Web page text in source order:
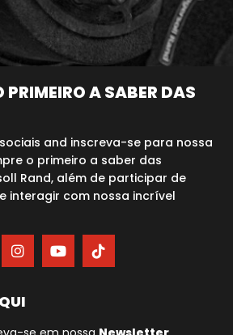
PRIMEIRO A SABER DAS
and inscreva-se para nossa
o primeiro a saber das
Rand, além de participar de
interagir com nossa incrível